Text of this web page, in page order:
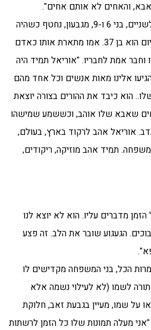
והאחים לא אותם אחים".
אוריאל ברוך, נשוי לרחלי ואב לשניים, בני 6 ו-9, מגבעון, נחטף כשהיה
בן 35 ממסיבת הנובה ברעים. כיום הוא בן 37. אמו מתארת אותו כאדם
וחבר אמת לחבריו. "אוריאל תמיד היה
אלינו מאות אנשים וכל אחד מהם
הוא כיבד את ההורים בצורה יוצאת
שאבא שלו אוהב, וכששמע שמישהו
אוריאל אהב לרקוד בארץ, בעולם,
תמיד אהב מוזיקה, ריקודים,
מדברים עליו. הוא לא יוצא לנו
הגעגוע שובר את הלב. זה פצע
הכל, בני המשפחה מקדישים לו
לשמו (לא לעילוי נשמה אלא
על שמו, מעיין בגבעת זאב, חלוקת
"אני מעלה תמונות שלו כל הזמן לרשתות